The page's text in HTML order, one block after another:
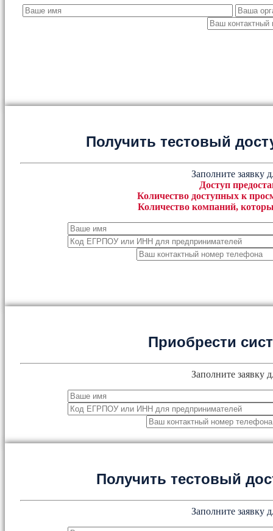
Получить тестовый
Заполните заявку
Доступ
Количество доступных к
Количество компаний,
Приобрести
Заполните заявку
Получить тестовый
Заполните заявку